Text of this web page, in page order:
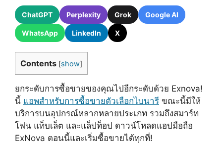
ChatGPT Perplexity Grok Google AI
WhatsApp LinkedIn X
Contents [show]
ยกระดับการซื้อขายของคุณไปอีกระดับด้วย Exnova!
นี้ แอพสำหรับการซื้อขายตัวเลือกไบนารี ขณะนี้มีให้
บริการบนอุปกรณ์หลากหลายประเภท รวมถึงสมาร์ท
โฟน แท็บเล็ต และแล็ปท็อป ดาวน์โหลดแอปมือถือ
ExNova ตอนนี้และเริ่มซื้อขายได้ทุกที่!